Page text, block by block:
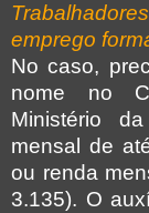
emprego
No caso,
nome no
Ministério
mensal de
ou renda
3.135). O